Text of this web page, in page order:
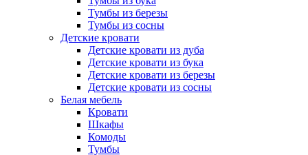
Тумбы из березы
Тумбы из сосны
Детские кровати
Детские кровати из дуба
Детские кровати из бука
Детские кровати из березы
Детские кровати из сосны
Белая мебель
Кровати
Шкафы
Комоды
Тумбы